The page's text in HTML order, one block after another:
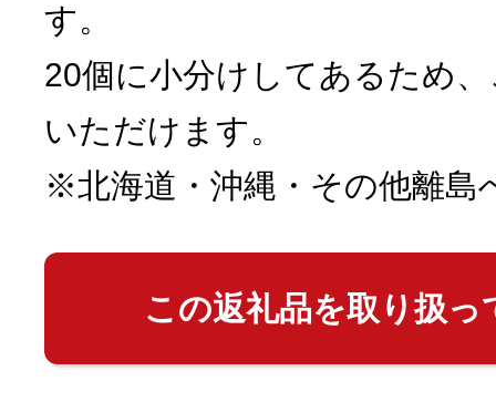
す。
20個に小分けしてあるため
いただけます。
※北海道・沖縄・その他離島
この返礼品を取り扱っ